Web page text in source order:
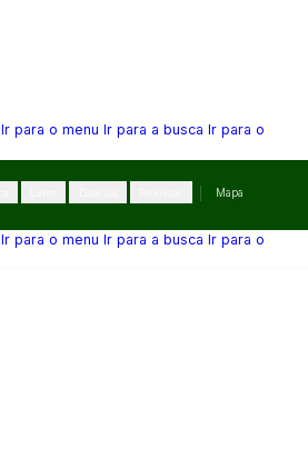
Ir para o menu Ir para a busca Ir para o
Mapa
Ir para o menu Ir para a busca Ir para o